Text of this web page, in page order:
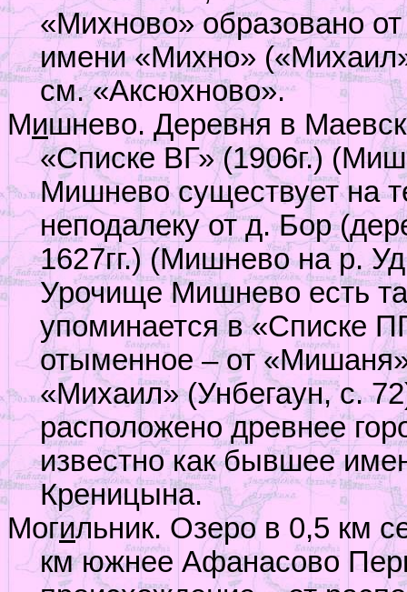
«Михново» образовано
имени «Михно»
см. «Аксюхново».
Мишнево. Деревня в
«Списке ВГ» (1906г.)
Мишнево существует на
неподалеку от д. Бор
1627гг.) (Мишнево на р.
Урочище Мишнево есть
упоминается в «Списке
отыменное – от
«Михаил» (Унбегаун, с.
расположено древнее
известно как бывшее
Креницына.
Могильник. Озеро в 0,5 км
км южнее Афанасово